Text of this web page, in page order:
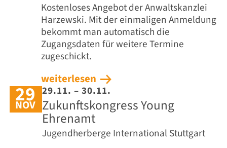
Kostenloses Angebot der Anwaltskanzlei
Harzewski. Mit der einmaligen Anmeldung
bekommt man automatisch die
Zugangsdaten für weitere Termine
zugeschickt.
weiterlesen
29
NOV
29.11. – 30.11.
Zukunftskongress Young
Ehrenamt
Jugendherberge International Stuttgart